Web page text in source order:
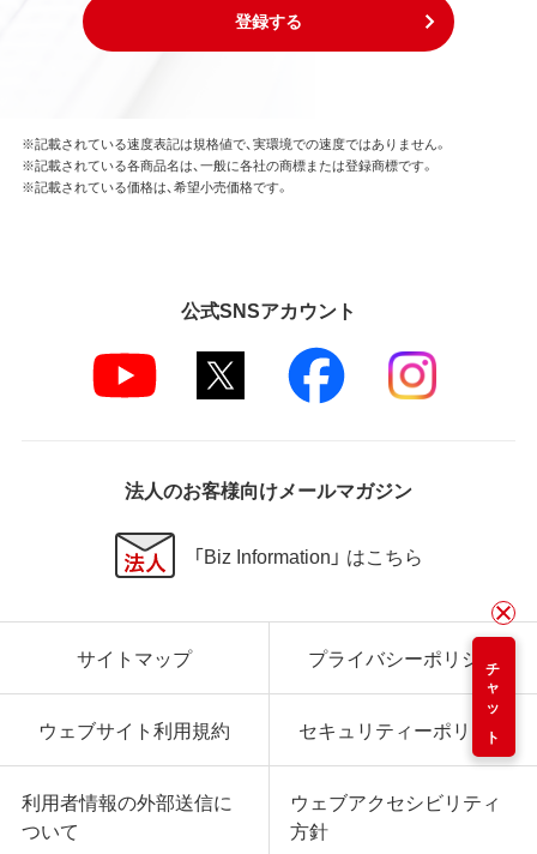
登録する
チャット
※記載されている速度表記は規格値で、実環境での速度ではありません。
※記載されている各商品名は、一般に各社の商標または登録商標です。
※記載されている価格は、希望小売価格です。
公式SNSアカウント
法人のお客様向けメールマガジン
「Biz Information」 はこちら
サイトマップ プライバシーポリシー
ウェブサイト利用規約 セキュリティーポリシー
利用者情報の外部送信に
ついて
ウェブアクセシビリティ
方針